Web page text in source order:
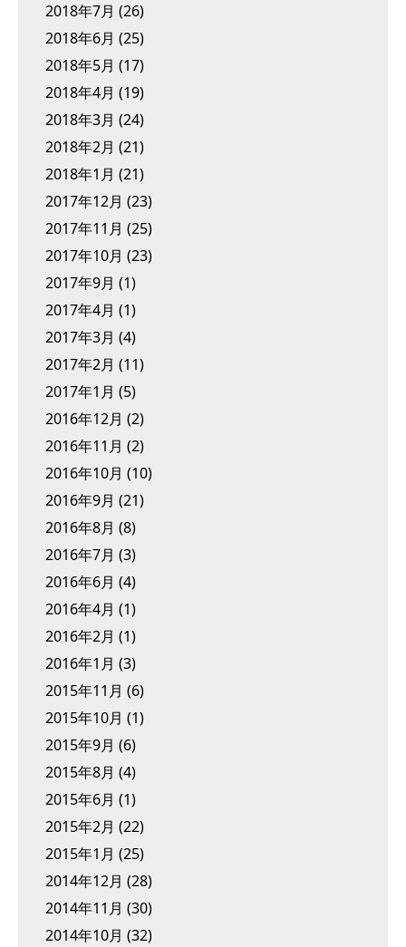
2018年7月 (26)
2018年6月 (25)
2018年5月 (17)
2018年4月 (19)
2018年3月 (24)
2018年2月 (21)
2018年1月 (21)
2017年12月 (23)
2017年11月 (25)
2017年10月 (23)
2017年9月 (1)
2017年4月 (1)
2017年3月 (4)
2017年2月 (11)
2017年1月 (5)
2016年12月 (2)
2016年11月 (2)
2016年10月 (10)
2016年9月 (21)
2016年8月 (8)
2016年7月 (3)
2016年6月 (4)
2016年4月 (1)
2016年2月 (1)
2016年1月 (3)
2015年11月 (6)
2015年10月 (1)
2015年9月 (6)
2015年8月 (4)
2015年6月 (1)
2015年2月 (22)
2015年1月 (25)
2014年12月 (28)
2014年11月 (30)
2014年10月 (32)